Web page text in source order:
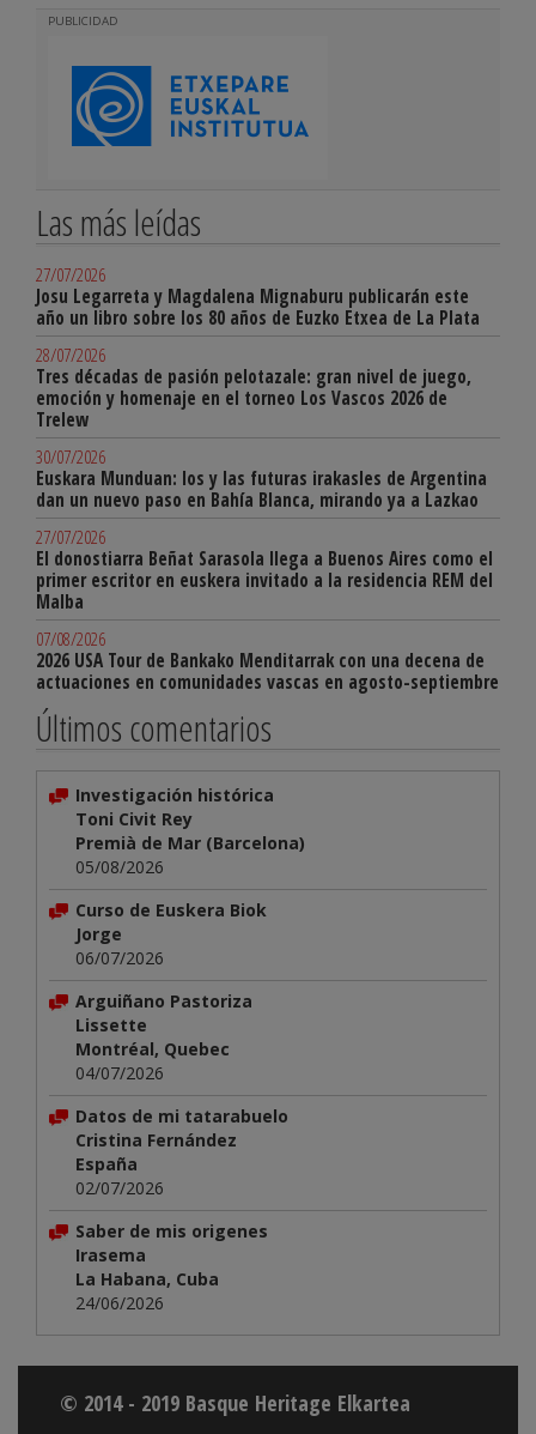
PUBLICIDAD
Las más leídas
27/07/2026
Josu Legarreta y Magdalena Mignaburu publicarán este
año un libro sobre los 80 años de Euzko Etxea de La Plata
28/07/2026
Tres décadas de pasión pelotazale: gran nivel de juego,
emoción y homenaje en el torneo Los Vascos 2026 de
Trelew
30/07/2026
Euskara Munduan: los y las futuras irakasles de Argentina
dan un nuevo paso en Bahía Blanca, mirando ya a Lazkao
27/07/2026
El donostiarra Beñat Sarasola llega a Buenos Aires como el
primer escritor en euskera invitado a la residencia REM del
Malba
07/08/2026
2026 USA Tour de Bankako Menditarrak con una decena de
actuaciones en comunidades vascas en agosto-septiembre
Últimos comentarios
Investigación histórica
Toni Civit Rey
Premià de Mar (Barcelona)
05/08/2026
Curso de Euskera Biok
Jorge
06/07/2026
Arguiñano Pastoriza
Lissette
Montréal, Quebec
04/07/2026
Datos de mi tatarabuelo
Cristina Fernández
España
02/07/2026
Saber de mis origenes
Irasema
La Habana, Cuba
24/06/2026
© 2014 - 2019 Basque Heritage Elkartea